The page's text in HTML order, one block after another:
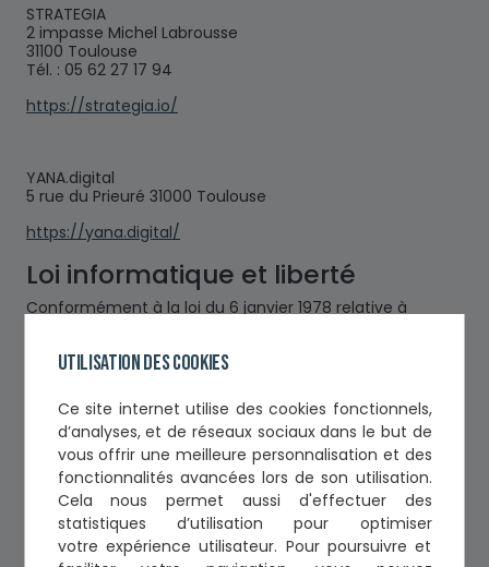
Utilisation des cookies
Ce site internet utilise des cookies fonctionnels,
d’analyses, et de réseaux sociauxdans le but de
vous offrir une meilleure personnalisation et des
fonctionnalités avancées lors de son utilisation.
Cela nous permet aussi d'effectuerdes
statistiques d’utilisationpour optimiser
votre expérience utilisateur. Pour poursuivre et
STRATEGIA
2 impasse Michel Labrousse
31100 Toulouse
Tél. : 05 62 27 17 94
https://strategia.io/
YANA.digital
5 rue du Prieuré 31000 Toulouse
https://yana.digital/
Loi informatique et liberté
Conformément à la loi du 6 janvier 1978 relative à
modification, de rectification et de suppression des
N° CNIL : 1050556
Pour cela écrivez à : communication@ordre-avocats-
toulouse.fr
Formulaires
Les informations recueillies par le biais des formulaires
ne seront pas divulguées à des personnes autres que
celles composants notre collectivité. Certaines des